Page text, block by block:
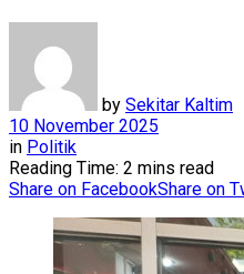
by Sekitar Kaltim
10 November 2025
in Politik
Reading Time: 2 mins read
Share on FacebookShare on